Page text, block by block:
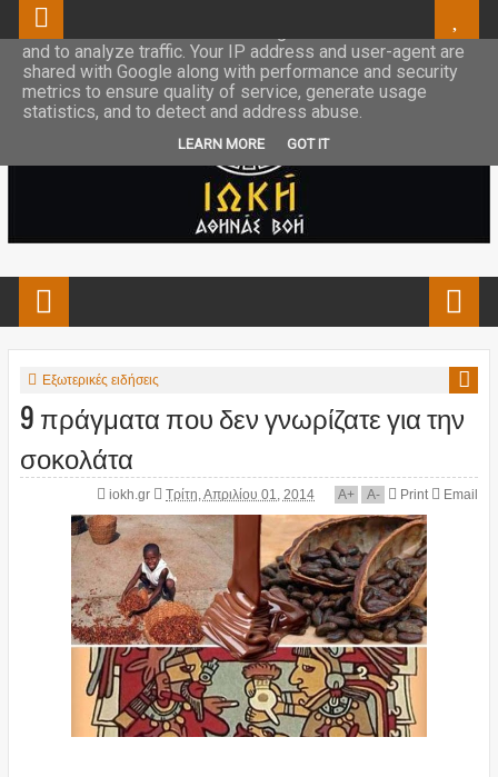
Εξωτερικές ειδήσεις
9 πράγματα που δεν γνωρίζατε για την
σοκολάτα
iokh.gr Τρίτη, Απριλίου 01, 2014 A+ A- Print Email
This site uses cookies from Google to deliver its services
and to analyze traffic. Your IP address and user-agent are
shared with Google along with performance and security
metrics to ensure quality of service, generate usage
statistics, and to detect and address abuse.
LEARN MORE GOT IT